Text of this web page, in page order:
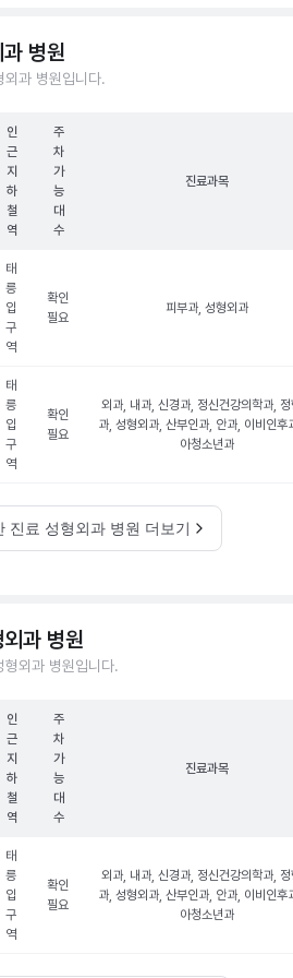
병원
외과 병원입니다.
인
근
지
하
철
역
주
차
가
능
대
수
진료과목
태
릉
입
구
역
확인
필요
피부과, 성형외과
태
릉
입
구
역
확인
필요
외과, 내과, 신경과, 정신건강의학과, 정
과, 성형외과, 산부인과, 안과, 이비인후
아청소년과
진료 성형외과 병원 더보기
과 병원
외과 병원입니다.
인
근
지
하
철
역
주
차
가
능
대
수
진료과목
태
릉
입
구
역
확인
필요
외과, 내과, 신경과, 정신건강의학과, 정
과, 성형외과, 산부인과, 안과, 이비인후
아청소년과